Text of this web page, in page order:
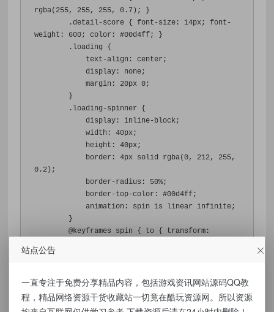
rgba( 255, 255, 255, 0.7 );
}
. detail-score { font-size : 14px;
font-
weight : 600; color : #00d4ff;
}
. loading {
text-align : center ;
display : none;
margin : 20px 0;
}
. loading-spinner {
display : inline-block;
width : 40px;
height : 40px;
border : 4px solid rgba(0, 212, 255,
0.2 );
border-radius : 50%;
border-top-color : #00d4ff;
animation : spin 1s linear infinite;
}
@keyframes spin { to { transform :
text-align: center;
padding: 12px
;
background
站点公告
一直专注于免费分享精品内容，包括游戏资讯网站源码QQ教
程，精品网络资源干货收藏站一切竟在酷玩资源网。所以资源